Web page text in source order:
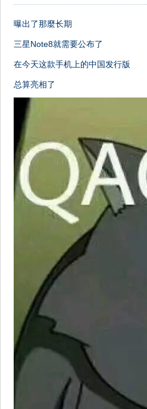
曝出了那麼长期
三星Note8就需要公布了
在今天这款手机上的中国发行版
总算亮相了